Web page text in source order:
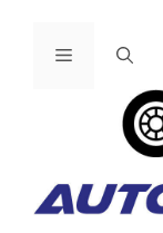
Menu